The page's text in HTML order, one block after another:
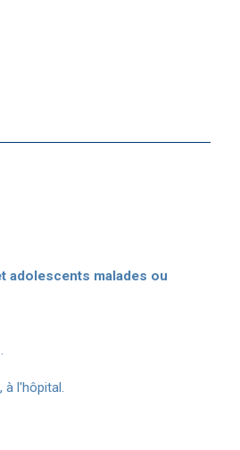
adolescents malades ou
à l'hôpital.